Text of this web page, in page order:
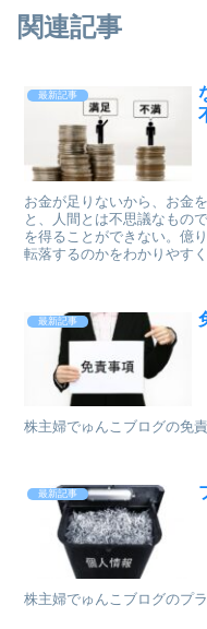
関連記事
最新記事
お金が足りないから、お金
と、人間とは不思議なもの
を得ることができない。億
転落するのかをわかりやす
最新記事
株主婦でゅんこブログの免
最新記事
株主婦でゅんこブログのプ